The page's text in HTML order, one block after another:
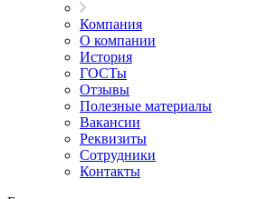
Компания
О компании
История
ГОСТы
Отзывы
Полезные материалы
Вакансии
Реквизиты
Сотрудники
Контакты